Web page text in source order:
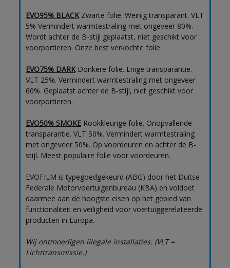
EVO95% BLACKZwarte folie. Weinig transparant. VLT
5% Vermindert warmtestraling met ongeveer 80%.
Wordt achter de B-stijl geplaatst, niet geschikt voor
voorportieren. Onze best verkochte folie.
EVO75% DARKDonkere folie. Enige transparantie.
VLT 25%. Vermindert warmtestraling met ongeveer
60%. Geplaatst achter de B-stijl, niet geschikt voor
voorportieren.
EVO50% SMOKE Rookkleurige folie. Onopvallende
transparantie. VLT 50%. Vermindert warmtestraling
met ongeveer 50%. Op voordeuren en achter de B-
stijl. Meest populaire folie voor voordeuren.
EVOFILM is typegoedgekeurd (ABG) door het Duitse
Federale Motorvoertuigenbureau (KBA) en voldoet
daarmee aan de hoogste eisen op het gebied van
functionaliteit en veiligheid voor voertuiggerelateerde
producten in Europa.
Wij ontmoedigen illegale installaties. (VLT =
Lichttransmissie.)